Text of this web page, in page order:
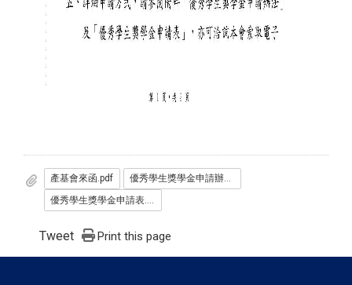
產基會來函.pdf
優秀學生獎學金申請辦法.pdf
Tweet Print this page